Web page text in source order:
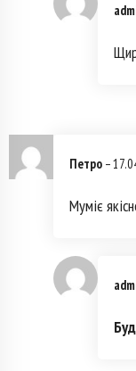
Петро –
Муміє